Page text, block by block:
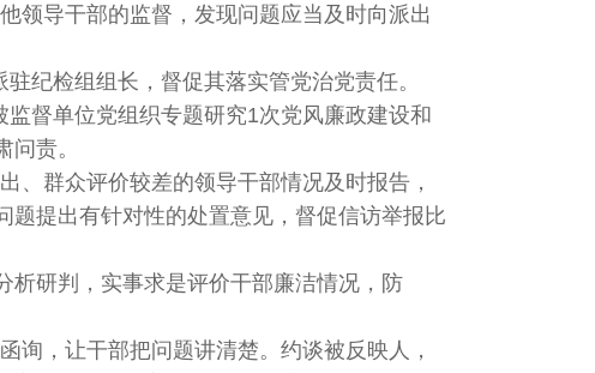
领导干部的监督，发现问题应当及时向派出
纪检组组长，督促其落实管党治党责任。
督单位党组织专题研究1次党风廉政建设和
责。
群众评价较差的领导干部情况及时报告，
提出有针对性的处置意见，督促信访举报比
析研判，实事求是评价干部廉洁情况，防
，让干部把问题讲清楚。约谈被反映人，